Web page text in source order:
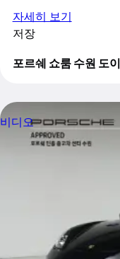
자세히 보기
저장
포르쉐 쇼룸 수원 도
비디오